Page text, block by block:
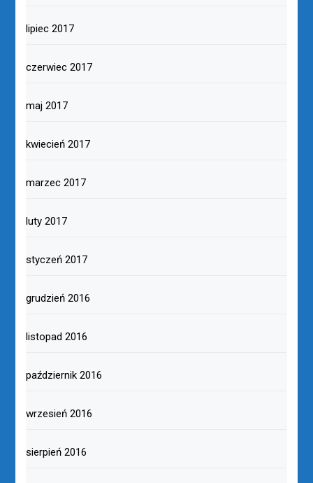
lipiec 2017
czerwiec 2017
maj 2017
kwiecień 2017
marzec 2017
luty 2017
styczeń 2017
grudzień 2016
listopad 2016
październik 2016
wrzesień 2016
sierpień 2016